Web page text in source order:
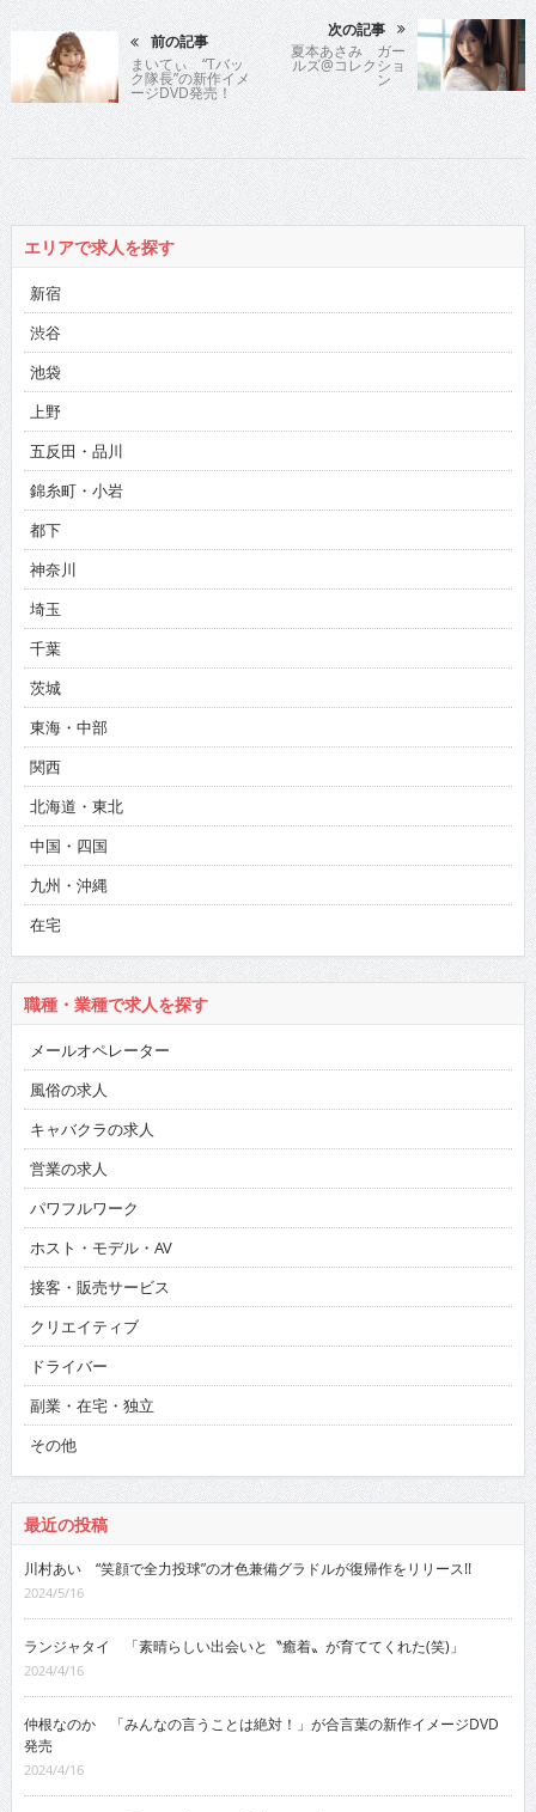
前の記事
まいてぃ “Tバッ
ク隊長”の新作イメ
ージDVD発売！
次の記事
夏本あさみ ガー
ルズ@コレクショ
ン
エリアで求人を探す
新宿
渋谷
池袋
上野
五反田・品川
錦糸町・小岩
都下
神奈川
埼玉
千葉
茨城
東海・中部
関西
北海道・東北
中国・四国
九州・沖縄
在宅
職種・業種で求人を探す
メールオペレーター
風俗の求人
キャバクラの求人
営業の求人
パワフルワーク
ホスト・モデル・AV
接客・販売サービス
クリエイティブ
ドライバー
副業・在宅・独立
その他
最近の投稿
川村あい “笑顔で全力投球”の才色兼備グラドルが復帰作をリリース!!
2024/5/16
ランジャタイ 「素晴らしい出会いと〝癒着〟が育ててくれた(笑)」
2024/4/16
仲根なのか 「みんなの言うことは絶対！」が合言葉の新作イメージDVD
発売
2024/4/16